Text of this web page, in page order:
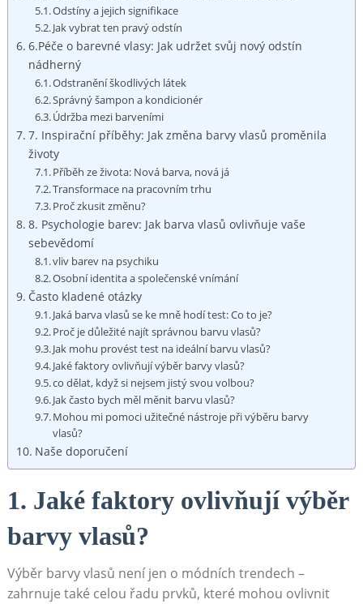
Odstíny a jejich signifikace
Jak ​vybrat ten pravý ‍odstín
6.Péče o barevné vlasy:⁤ Jak ⁤udržet svůj⁤ nový odstín
nádherný
Odstranění škodlivých⁤ látek
Správný šampon a kondicionér
Údržba mezi barveními
7. Inspirační příběhy: Jak změna barvy​ vlasů proměnila
životy
Příběh ze života:⁣ Nová barva, nová já
Transformace na pracovním ⁤trhu
Proč zkusit změnu?
8. Psychologie barev: Jak​ barva vlasů‌ ovlivňuje vaše⁤
sebevědomí
vliv barev na‌ psychiku
Osobní identita a⁢ společenské⁤ vnímání
Často kladené otázky
Jaká barva vlasů se ke mně hodí test: Co to je?
Proč je ‍důležité ⁣najít správnou barvu vlasů?
Jak mohu provést⁢ test na ideální barvu vlasů?
Jaké faktory ‌ovlivňují výběr barvy ⁣vlasů?
co⁢ dělat, když ‌si nejsem ‍jistý svou volbou?
Jak‍ často bych měl měnit ​barvu vlasů?
Mohou mi pomoci užitečné nástroje při výběru⁤ barvy
vlasů?
Naše‍ doporučení
1.‍ Jaké faktory ovlivňují‌ výběr
‍barvy ⁤vlasů?
Výběr barvy vlasů není⁤ jen o módních trendech –
zahrnuje také ⁤celou řadu prvků, které mohou ovlivnit